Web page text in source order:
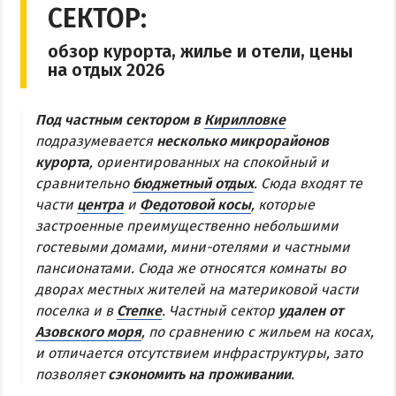
Центр Кирилловки
Степок
Остров Бирючий
Жилье в Кирилловке с бассейном
Жилье на первой линии
Недорогое жилье в Кирилловке
АРАБАТСКАЯ СТРЕЛКА
Веб-камеры Арабатки и Геническа
Цены на Арабатской Стрелке 2026
Проезд на Арабатскую Стрелку
Горячие источники
СЕКТОР:
обзор курорта, жилье и отели, цены
на отдых 2026
Под частным сектором в Кирилловке
подразумевается несколько микрорайонов
курорта, ориентированных на спокойный и
сравнительно бюджетный отдых. Сюда входят те
части центра и Федотовой косы, которые
застроенные преимущественно небольшими
гостевыми домами, мини-отелями и частными
пансионатами. Сюда же относятся комнаты во
дворах местных жителей на материковой части
поселка и в Степке. Частный сектор удален от
Азовского моря, по сравнению с жильем на косах,
и отличается отсутствием инфраструктуры, зато
позволяетсэкономить на проживании.